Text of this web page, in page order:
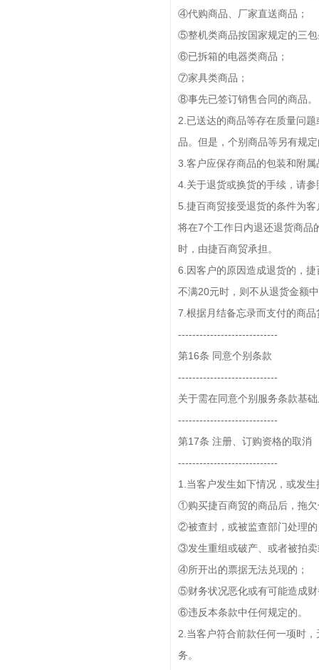
④代购商品、厂家直送商品；
⑤整机类商品按国家规定的三
⑥已拆箱的电器类商品；
⑦家具类商品；
⑧事先已签订销售合同的商品。
2.已送达的商品等存在质量问
品。但是，个别商品等另有规
3.客户应保存商品的包装和附
4.关于退货或换货的手续，请参
5.捷百商贸接受退货的条件为
将在7个工作日内退还退货商品
时，由捷百商贸承担。
6.因客户的原因造成退货的，
不满20元时，则不从退货金额
7.根据月结备忘录而支付的商
----------------------------
第16条 同意个别条款
----------------------------
关于需在同意个别服务条款基
----------------------------
第17条 注册、订购资格的取消
----------------------------
1.当客户发生如下情况，或发
①购买捷百商贸的商品后，拖
②被查封，或被监查部门处理
③发生重组或破产、或者被拍
④所开出的票据无法兑现的；
⑤财务状况恶化或有可能造成
⑥违反本条款中任何规定的。
2.当客户符合前款任何一项时
务。